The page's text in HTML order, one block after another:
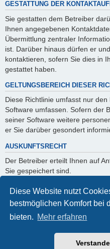
Diese Website nutzt
bestmöglichen Komfort bei
bieten. Mehr erfahren
GESTATTUNG DER
Sie gestatten dem Betreiber
Ihnen angegebenen
Übermittlung zentraler
ist. Darüber hinaus dürfen er
kontaktieren, sofern Sie dies in
gestattet haben.
GELTUNGSBEREICH DIESER
Diese Richtlinie umfasst nur
Software umfassen. Sofern der
seiner Software weitere
er Sie darüber gesondert
AUSKUNFTSRECHT
Der Betreiber erteilt Ihnen auf
Sie gespeichert sind.
Sie können jederzeit die
verlangen. Kontaktieren Sie
Powered byphpBB®